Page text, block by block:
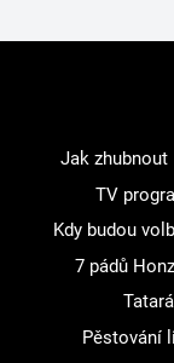
Jak zhubnout
TV
Kdy budou
7 pádů
Pěstování